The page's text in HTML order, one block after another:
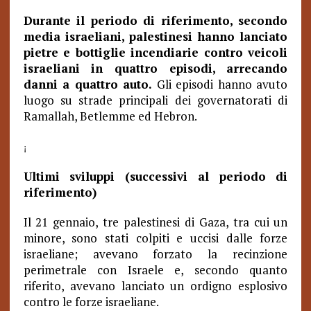
Durante il periodo di riferimento, secondo
media israeliani, palestinesi hanno lanciato
pietre e bottiglie incendiarie contro veicoli
israeliani in quattro episodi, arrecando
danni a quattro auto. Gli episodi hanno avuto
luogo su strade principali dei governatorati di
Ramallah, Betlemme ed Hebron.
¡
Ultimi sviluppi (successivi al periodo di
riferimento)
Il 21 gennaio, tre palestinesi di Gaza, tra cui un
minore, sono stati colpiti e uccisi dalle forze
israeliane; avevano forzato la recinzione
perimetrale con Israele e, secondo quanto
riferito, avevano lanciato un ordigno esplosivo
contro le forze israeliane.